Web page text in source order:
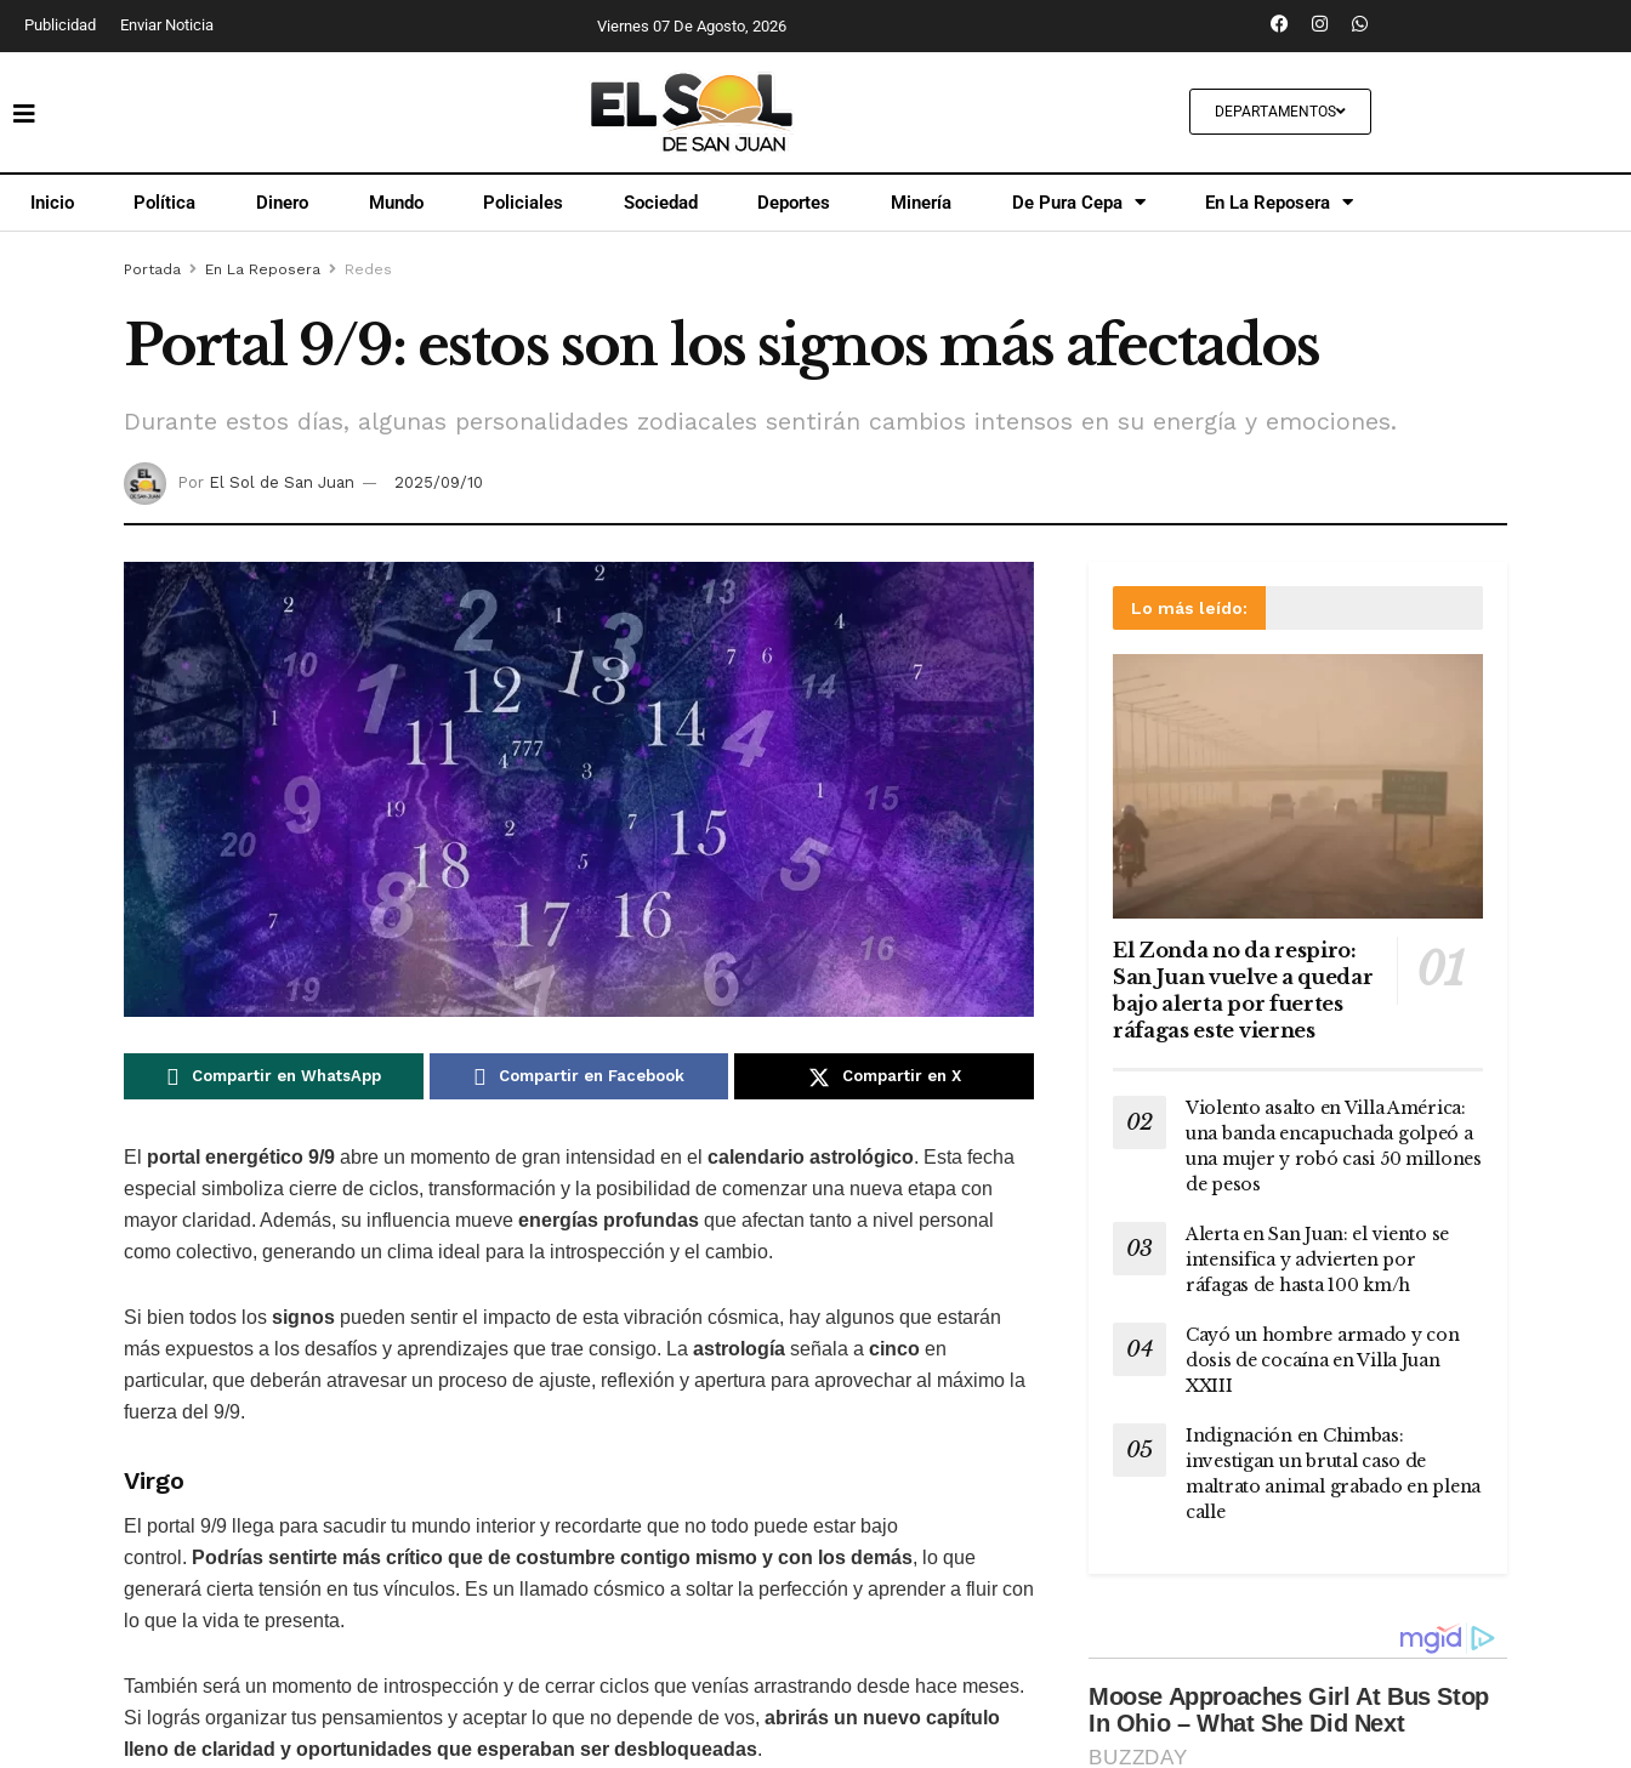
Publicidad Enviar Noticia Viernes 07 De Agosto, 2026
DEPARTAMENTOS
Inicio Política Dinero Mundo Policiales Sociedad Deportes Minería De Pura Cepa En La Reposera
Portada En La Reposera Redes
Portal 9/9: estos son los signos más afectados
Durante estos días, algunas personalidades zodiacales sentirán cambios intensos en su energía y emociones.
Por El Sol de San Juan 2025/09/10
Compartir en WhatsApp Compartir en Facebook Compartir en X
El portal energético 9/9 abre un momento de gran intensidad en el calendario astrológico. Esta fecha
especial simboliza cierre de ciclos, transformación y la posibilidad de comenzar una nueva etapa con
mayor claridad. Además, su influencia mueve energías profundas que afectan tanto a nivel personal
como colectivo, generando un clima ideal para la introspección y el cambio.
Si bien todos los signos pueden sentir el impacto de esta vibración cósmica, hay algunos que estarán
más expuestos a los desafíos y aprendizajes que trae consigo. La astrología señala a cinco en
particular, que deberán atravesar un proceso de ajuste, reflexión y apertura para aprovechar al máximo la
fuerza del 9/9.
Virgo
El portal 9/9 llega para sacudir tu mundo interior y recordarte que no todo puede estar bajo
control. Podrías sentirte más crítico que de costumbre contigo mismo y con los demás, lo que
generará cierta tensión en tus vínculos. Es un llamado cósmico a soltar la perfección y aprender a fluir con
lo que la vida te presenta.
También será un momento de introspección y de cerrar ciclos que venías arrastrando desde hace meses.
Si lográs organizar tus pensamientos y aceptar lo que no depende de vos, abrirás un nuevo capítulo
lleno de claridad y oportunidades que esperaban ser desbloqueadas.
Lo más leído:
El Zonda no da respiro:
San Juan vuelve a quedar
bajo alerta por fuertes
ráfagas este viernes
Violento asalto en Villa América:
una banda encapuchada golpeó a
una mujer y robó casi 50 millones
de pesos
Alerta en San Juan: el viento se
intensifica y advierten por
ráfagas de hasta 100 km/h
Cayó un hombre armado y con
dosis de cocaína en Villa Juan
XXIII
Indignación en Chimbas:
investigan un brutal caso de
maltrato animal grabado en plena
calle